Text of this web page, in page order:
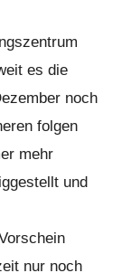
es die
noch
folgen
mehr
und
nur noch